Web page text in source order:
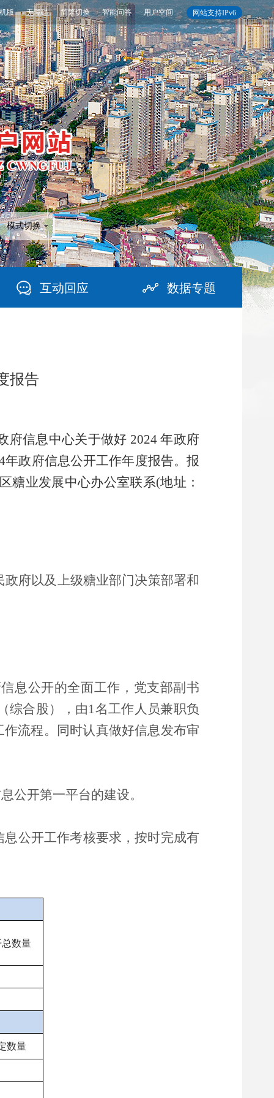
网站支持IPv6
版 无障碍 简繁切换 智能问答 用户空间
模式切换
互动回应 数据专题
报告
府信息中心关于做好 2024 年政府
政府信息公开工作年度报告。报
糖业发展中心办公室联系(地址：
政府以及 上级糖业部门决策部署和
息公开的全面工作，党支部副书
综合股），由1名工作人员兼职负
流程。同时认真做好信息发布审
公开第一平台的建设。
公开工作考核要求，按时完成有
数量
数量